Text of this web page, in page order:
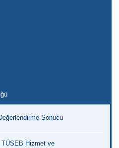
Sonucu
Hizmet ve